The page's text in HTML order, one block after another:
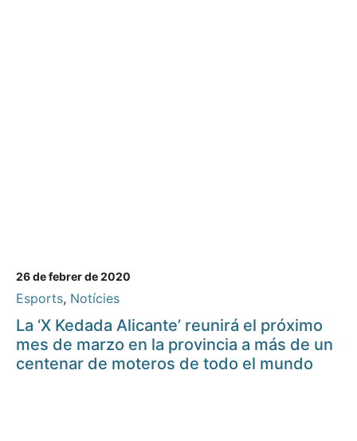
26 de febrer de 2020
Esports, Notícies
La ‘X Kedada Alicante’ reunirá el próximo
mes de marzo en la provincia a más de un
centenar de moteros de todo el mundo